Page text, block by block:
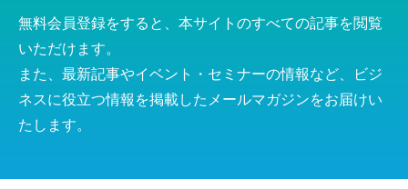
無料会員登録をすると、本サイトのすべての記事を閲覧
いただけます。
また、最新記事やイベント・セミナーの情報など、ビジ
ネスに役立つ情報を掲載したメールマガジンをお届けい
たします。